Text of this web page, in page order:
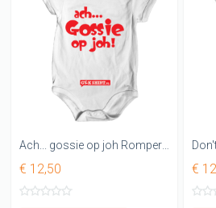
Ach... gossie op joh Rompertjes
€ 12,50 €